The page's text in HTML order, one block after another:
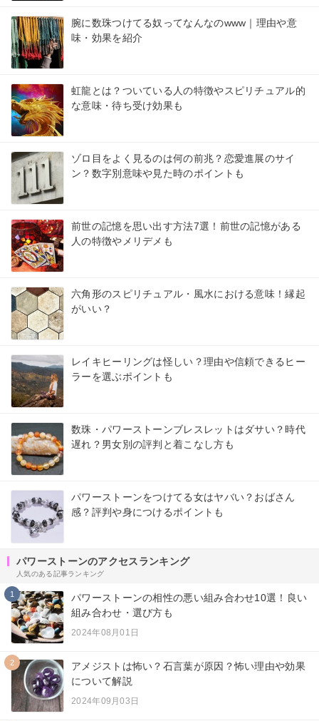
腕に数珠つけてる奴ってなんなのwww｜理由や意
味・効果を紹介
虹龍とは？ついている人の特徴やスピリチュアル的
な意味・待ち受け効果も
ゾロ目をよく見るのは何の前兆？恋愛進展のサイ
ン？数字別意味や見た時のポイントも
前世の記憶を思い出す方法7選！前世の記憶がある
人の特徴やメリデメも
六角形のスピリチュアル・風水における意味！縁起
がいい？
レイキヒーリングは怪しい？理由や信頼できるヒー
ラーを選ぶポイントも
数珠・パワーストーンブレスレットはダサい？時代
遅れ？男女別の評判と着こなし方も
パワーストーンをつけてる女はヤバい？おばさん
感？評判や身につけるポイントも
パワーストーンのアクセスランキング
人気のある記事ランキング
1
パワーストーンの相性の悪い組み合わせ10選！良い
組み合わせ・選び方も
2024年08月01日
2
アメジストは怖い？石言葉が原因？怖い理由や効果
について解説
2024年09月03日